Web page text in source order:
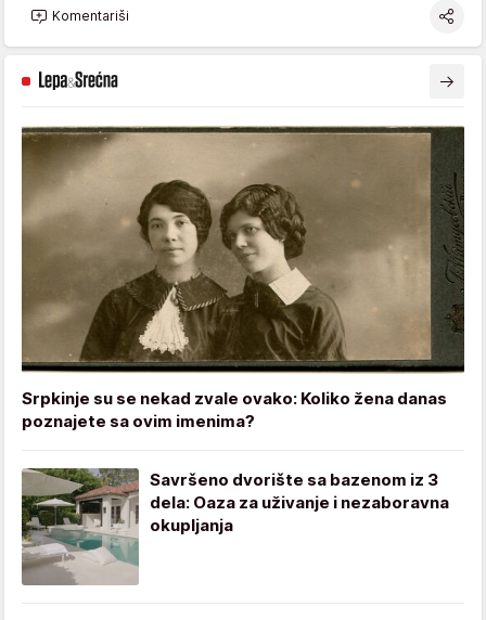
Komentariši
Srpkinje su se nekad zvale ovako: Koliko žena danas
poznajete sa ovim imenima?
Savršeno dvorište sa bazenom iz 3
dela: Oaza za uživanje i nezaboravna
okupljanja